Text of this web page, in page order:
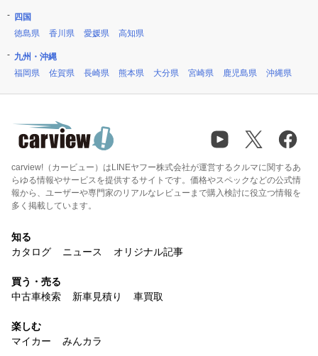
四国
徳島県
香川県 愛媛県 高知県
九州・沖縄
福岡県
佐賀県 長崎県 熊本県 大分県 宮崎県 鹿児島県 沖縄県
carview!（カービュー）はLINEヤフー株式会社が運営するクルマに関するあ
らゆる情報やサービスを提供するサイトです。価格やスペックなどの公式情
報から、ユーザーや専門家のリアルなレビューまで購入検討に役立つ情報を
多く掲載しています。
知る
カタログ
ニュース オリジナル記事
買う・売る
中古車検索
新車見積り 車買取
楽しむ
マイカー
みんカラ